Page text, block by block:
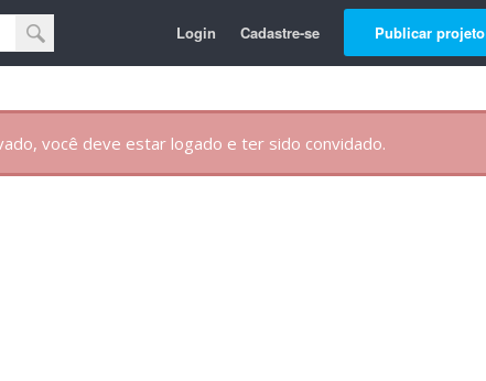
Login Cadastre-se Publicar projeto
você deve estar logado e ter sido convidado.